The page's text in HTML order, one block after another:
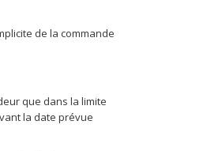
de la commande
que dans la limite
la date prévue